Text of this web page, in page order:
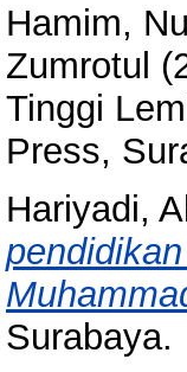
Hamim,
Zumrotul
Tinggi
Press,
Hariyadi,
Surabaya.